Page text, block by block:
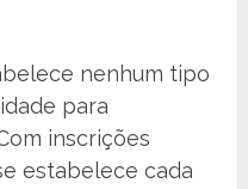
nenhum tipo
para
inscrições
estabelece cada